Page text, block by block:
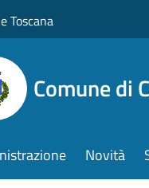
Toscana
Comune di
Novità